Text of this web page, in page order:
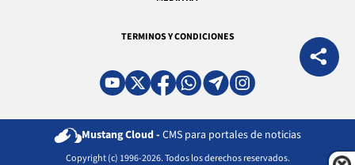
TERMINOS Y CONDICIONES
Mustang Cloud - CMS para portales de noticias
Copyright (c) 1996-2026. Todos los derechos reservados.